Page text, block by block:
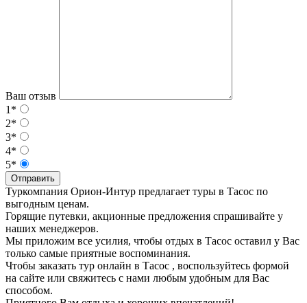
Ваш отзыв
1*
2*
3*
4*
5*
Отправить
Туркомпания Орион-Интур предлагает туры в Тасос по
выгодным ценам.
Горящие путевки, акционные предложения спрашивайте у
наших менеджеров.
Мы приложим все усилия, чтобы отдых в Тасос оставил у Вас
только самые приятные воспоминания.
Чтобы заказать тур онлайн в Тасос , воспользуйтесь формой
на сайте или свяжитесь с нами любым удобным для Вас
способом.